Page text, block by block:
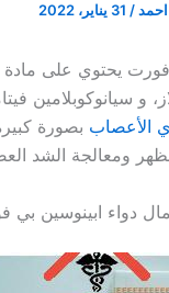
/ 31 يناير، 2022
يحتوي على مادة
فيتامين ب12،
الأعصاب بصورة
ومعالجة الشد
دواء ابينوسين بي